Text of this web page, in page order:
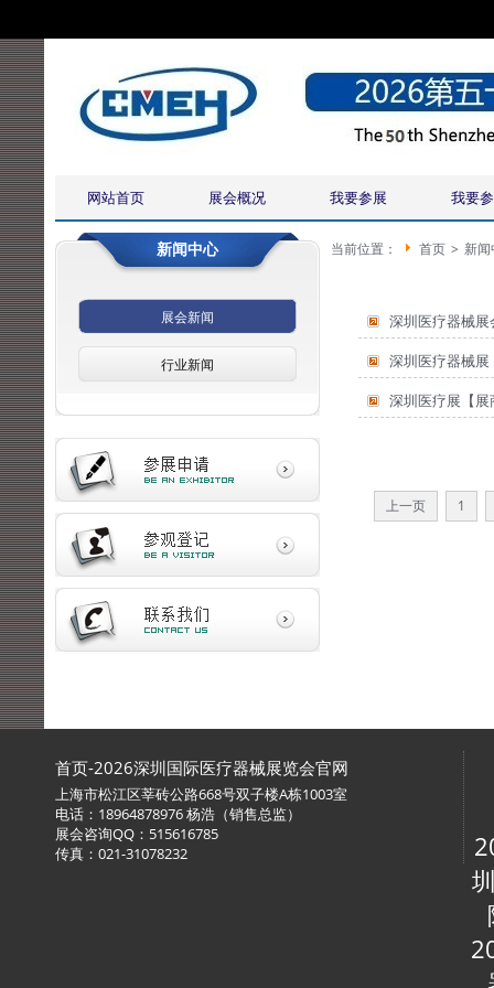
网站首页 展会概况 我要参展 我要
新闻中心
展会新闻
行业新闻
当前位置： 首页 > 新
深圳医疗器械展
深圳医疗器械
深圳医疗展【
上一页 1
首页-2026深圳国际医疗器械展览会官网
上海市松江区莘砖公路668号双子楼A栋1003室
电话：18964878976 杨浩（销售总监）
展会咨询QQ：515616785
传真：021-31078232